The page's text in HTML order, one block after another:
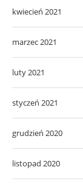
kwiecień 2021
marzec 2021
luty 2021
styczeń 2021
grudzień 2020
listopad 2020